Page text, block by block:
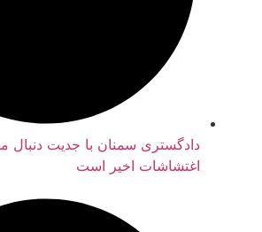
دادگستری سمنان با جدیت دنبال مجازات
اغتشاشات اخیر است